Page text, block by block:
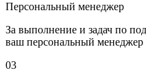
Персональный менеджер
За выполнение и задач по
ваш персональный менеджер
03